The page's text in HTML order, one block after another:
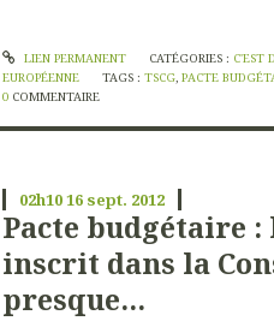
LIEN PERMANENT CATÉGORIES : C'EST
EUROPÉENNE
TAGS :TSCG,PACTE
0 COMMENTAIRE
02h1016 sept. 2012
Pacte budgétaire
inscrit dans la
presque...